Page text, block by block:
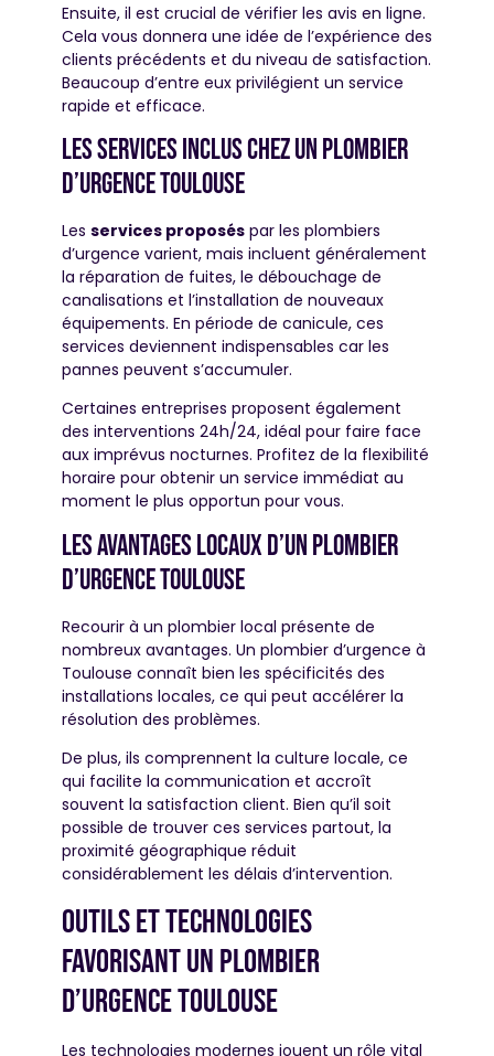
Ensuite, il est crucial de vérifier les avis en ligne.
Cela vous donnera une idée de l’expérience des
clients précédents et du niveau de satisfaction.
Beaucoup d’entre eux privilégient un service
rapide et efficace.
Les services inclus chez un plombier
d’urgence toulouse
Les services proposés par les plombiers
d’urgence varient, mais incluent généralement
la réparation de fuites, le débouchage de
canalisations et l’installation de nouveaux
équipements. En période de canicule, ces
services deviennent indispensables car les
pannes peuvent s’accumuler.
Certaines entreprises proposent également
des interventions 24h/24, idéal pour faire face
aux imprévus nocturnes. Profitez de la flexibilité
horaire pour obtenir un service immédiat au
moment le plus opportun pour vous.
Les avantages locaux d’un plombier
d’urgence toulouse
Recourir à un plombier local présente de
nombreux avantages. Un plombier d’urgence à
Toulouse connaît bien les spécificités des
installations locales, ce qui peut accélérer la
résolution des problèmes.
De plus, ils comprennent la culture locale, ce
qui facilite la communication et accroît
souvent la satisfaction client. Bien qu’il soit
possible de trouver ces services partout, la
proximité géographique réduit
considérablement les délais d’intervention.
Outils et technologies
favorisant un plombier
d’urgence toulouse
Les technologies modernes jouent un rôle vital